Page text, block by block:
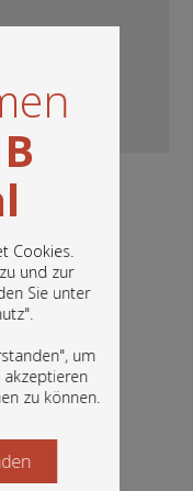
Cookies.
und zur
Sie unter
".
um
akzeptieren
zu können.
digitalen